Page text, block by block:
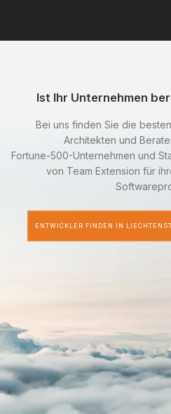
Ist Ihr Unternehmen
Bei uns finden Sie die
Architekten und
Fortune-500-Unternehmen und
von Team Extension für
ENTWICKLER FINDEN IN